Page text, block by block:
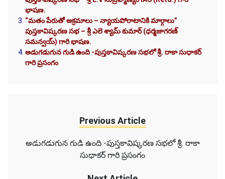
భాషణ.
“మతం పేరుతో అక్రమాలు – న్యాయపోరాటానికి మార్గాలు”
పుస్తకావిష్కరణ సభ – శ్రీ ఎలె శ్యామ్ కుమార్ (ధర్మజాగరణ్
సమన్వయ్) గారి భాషణ.
అడుగడుగున గుడి ఉంది -పుస్తకావిష్కరణ సభలో శ్రీ. రాకా సుధాకర్
గారి ప్రసంగం
Previous Article
అడుగడుగున గుడి ఉంది -పుస్తకావిష్కరణ సభలో శ్రీ. రాకా
సుధాకర్ గారి ప్రసంగం